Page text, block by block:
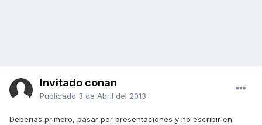
Invitado conan
Publicado 3 de Abril del 2013
Deberias primero, pasar por presentaciones y no escribir en